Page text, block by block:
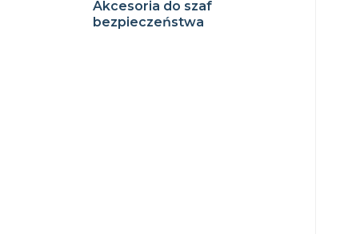
Akcesoria do szaf
bezpieczeństwa